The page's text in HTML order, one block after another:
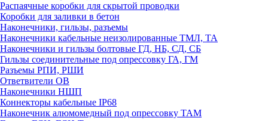
Распаячные коробки для скрытой проводки
Коробки для заливки в бетон
Наконечники, гильзы, разъемы
Наконечники кабельные неизолированные ТМЛ, ТА
Наконечники и гильзы болтовые ГД, НБ, СД, СБ
Гильзы соединительные под опрессовку ГА, ГМ
Разъемы РПИ, РШИ
Ответвители ОВ
Наконечники НШП
Коннекторы кабельные IP68
Наконечник алюмомедный под опрессовку ТАМ